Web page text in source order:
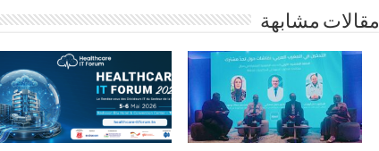
مقالات مشابهة